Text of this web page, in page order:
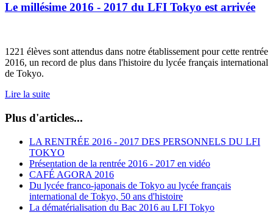
Le millésime 2016 - 2017 du LFI Tokyo est arrivée
1221 élèves sont attendus dans notre établissement pour cette rentrée
2016, un record de plus dans l'histoire du lycée français international
de Tokyo.
Lire la suite
Plus d'articles...
LA RENTRÉE 2016 - 2017 DES PERSONNELS DU LFI
TOKYO
Présentation de la rentrée 2016 - 2017 en vidéo
CAFÉ AGORA 2016
Du lycée franco-japonais de Tokyo au lycée français
international de Tokyo, 50 ans d'histoire
La dématérialisation du Bac 2016 au LFI Tokyo